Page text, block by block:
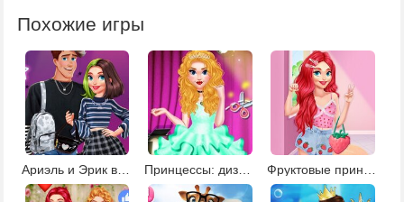
Похожие игры
Ариэль и Эрик в стиле e-girl и e-boy Принцессы: дизайн платьев для балерин